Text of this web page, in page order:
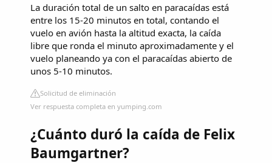
La duración total de un salto en paracaídas está
entre los 15-20 minutos en total, contando el
vuelo en avión hasta la altitud exacta, la caída
libre que ronda el minuto aproximadamente y el
vuelo planeando ya con el paracaídas abierto de
unos 5-10 minutos.
Solicitud de eliminación
Ver respuesta completa en yumping.com
¿Cuánto duró la caída de Felix
Baumgartner?